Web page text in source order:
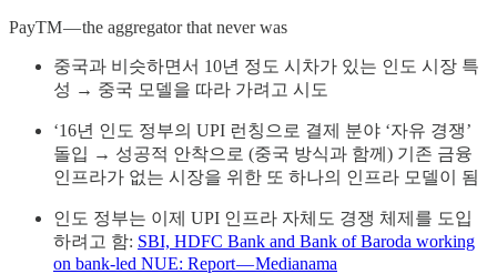
PayTM — the aggregator that never was
중국과 비슷하면서 10년 정도 시차가 있는 인도 시장 특
성 → 중국 모델을 따라 가려고 시도
‘16년 인도 정부의 UPI 런칭으로 결제 분야 ‘자유 경쟁’
돌입 → 성공적 안착으로 (중국 방식과 함께) 기존 금융
인프라가 없는 시장을 위한 또 하나의 인프라 모델이 됨
인도 정부는 이제 UPI 인프라 자체도 경쟁 체제를 도입
하려고 함: SBI, HDFC Bank and Bank of Baroda working
on bank-led NUE: Report — Medianama